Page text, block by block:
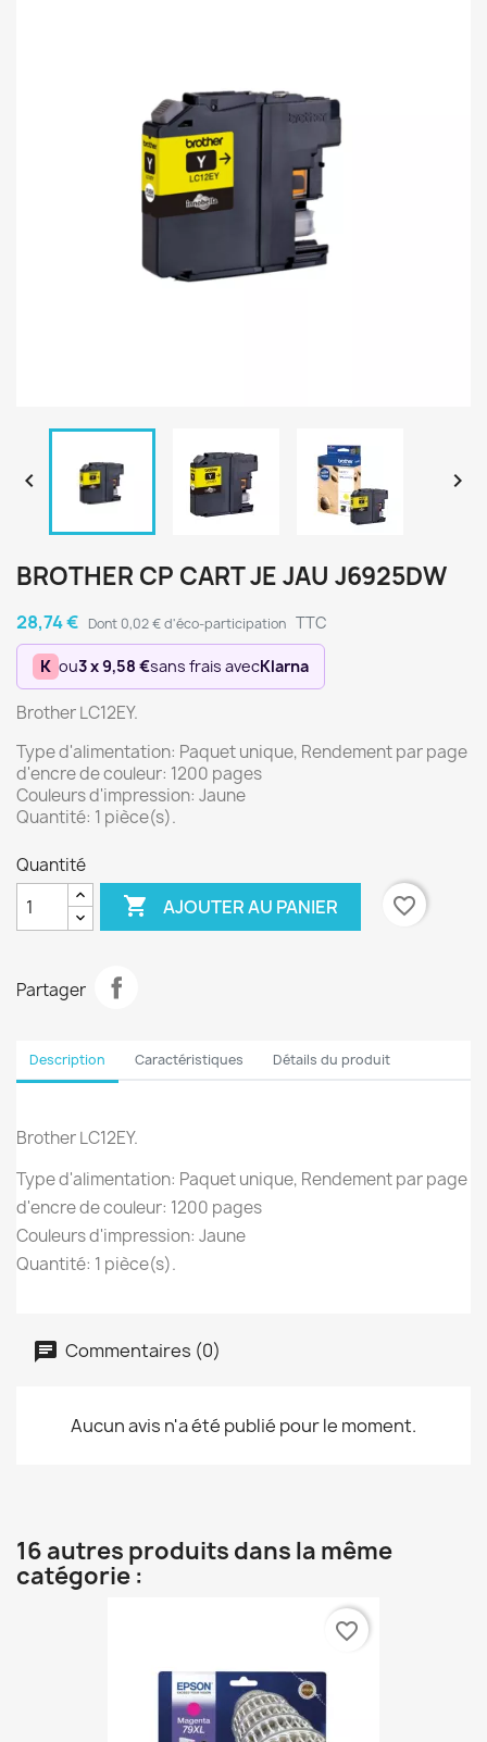
 
BROTHER CP CART JE JAU J6925DW
28,74 € Dont 0,02 € d'éco-participation TTC
K ou3 x 9,58 €sans frais avecKlarna
Brother LC12EY.
Type d'alimentation: Paquet unique, Rendement par page
d'encre de couleur: 1200 pages
Couleurs d'impression: Jaune
Quantité: 1 pièce(s).
Quantité
 AJOUTER AU PANIER favorite_border
Partager
Description Caractéristiques Détails du produit
Brother LC12EY.
Type d'alimentation: Paquet unique, Rendement par page
d'encre de couleur: 1200 pages
Couleurs d'impression: Jaune
Quantité: 1 pièce(s).
Commentaires (0)
Aucun avis n'a été publié pour le moment.
16 autres produits dans la même
catégorie :
favorite_border